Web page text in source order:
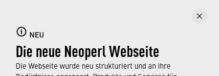
NEU
Die neue Neoperl Webseite
Die Webseite wurde neu strukturiert und an Ihre
CAREGUARD
CAREGUARDist ein Hygiene-Strahlregler für
den Einsatz in Krankenhäusern und